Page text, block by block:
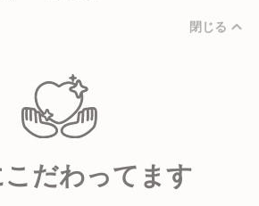
閉じる
だわってます